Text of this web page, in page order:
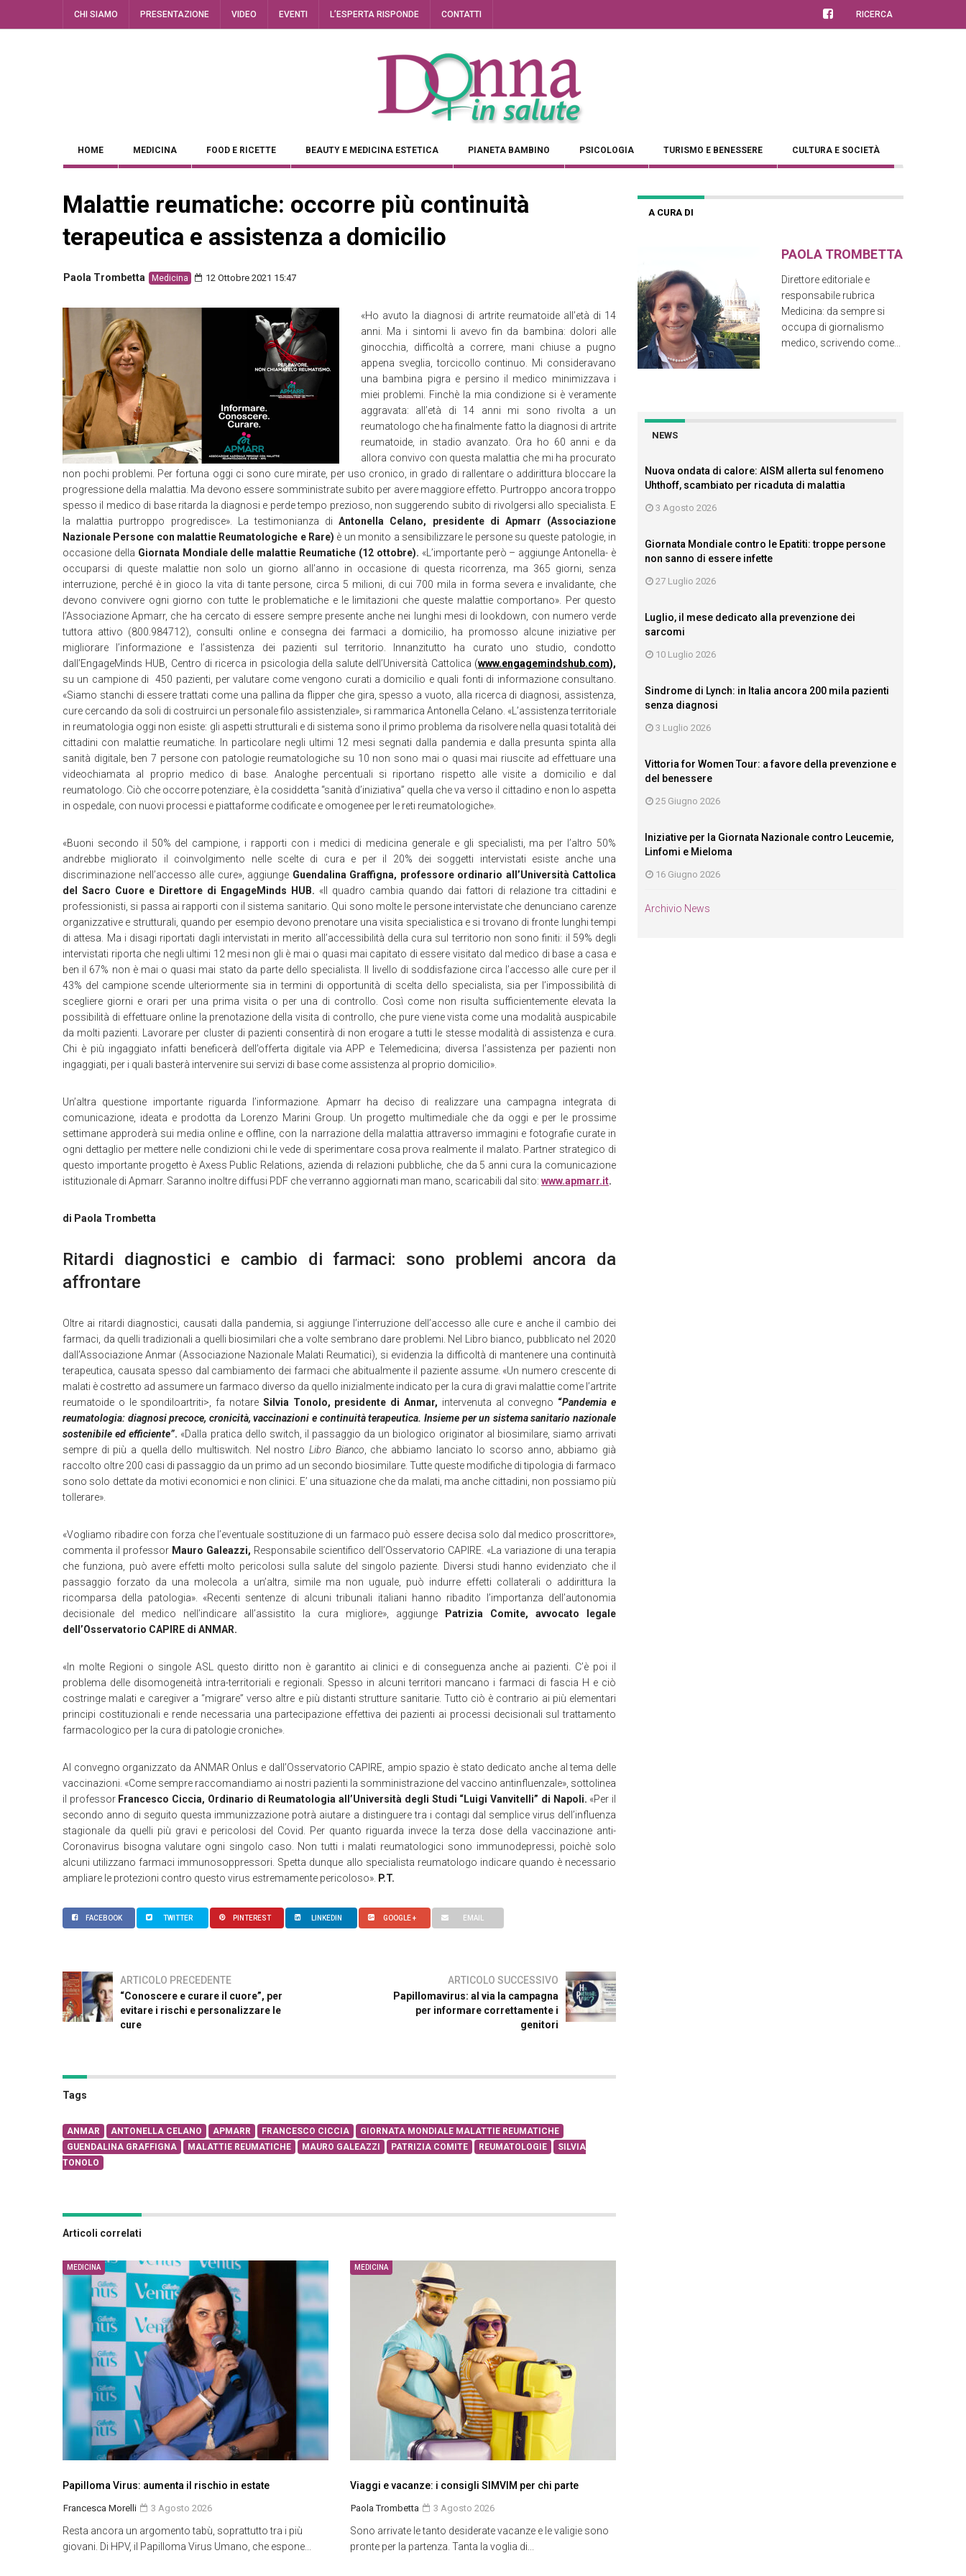
CHI SIAMO PRESENTAZIONE VIDEO EVENTI L’ESPERTA RISPONDE CONTATTI RICERCA
HOME MEDICINA FOOD E RICETTE BEAUTY E MEDICINA ESTETICA PIANETA BAMBINO PSICOLOGIA TURISMO E BENESSERE CULTURA E SOCIETÀ
Malattie reumatiche: occorre più continuità
terapeutica e assistenza a domicilio
Paola Trombetta Medicina 12 Ottobre 2021 15:47
«Ho avuto la diagnosi di artrite reumatoide all’età di 14
anni. Ma i sintomi li avevo fin da bambina: dolori alle
ginocchia, difficoltà a correre, mani chiuse a pugno
appena sveglia, torcicollo continuo. Mi consideravano
una bambina pigra e persino il medico minimizzava i
miei problemi. Finchè la mia condizione si è veramente
aggravata: all’età di 14 anni mi sono rivolta a un
reumatologo che ha finalmente fatto la diagnosi di artrite
reumatoide, in stadio avanzato. Ora ho 60 anni e da
allora convivo con questa malattia che mi ha procurato
non pochi problemi. Per fortuna oggi ci sono cure mirate, per uso cronico, in grado di rallentare o addirittura bloccare la
progressione della malattia. Ma devono essere somministrate subito per avere maggiore effetto. Purtroppo ancora troppo
spesso il medico di base ritarda la diagnosi e perde tempo prezioso, non suggerendo subito di rivolgersi allo specialista. E
la malattia purtroppo progredisce». La testimonianza diAntonella Celano, presidente di Apmarr (Associazione
Nazionale Persone con malattie Reumatologiche e Rare) è un monito a sensibilizzare le persone su queste patologie, in
occasione della Giornata Mondiale delle malattie Reumatiche (12 ottobre). «L’importante però – aggiunge Antonella- è
occuparsi di queste malattie non solo un giorno all’anno in occasione di questa ricorrenza, ma 365 giorni, senza
interruzione, perché è in gioco la vita di tante persone, circa 5 milioni, di cui 700 mila in forma severa e invalidante, che
devono convivere ogni giorno con tutte le problematiche e le limitazioni che queste malattie comportano». Per questo
l’Associazione Apmarr, che ha cercato di essere sempre presente anche nei lunghi mesi di lookdown, con numero verde
tuttora attivo (800.984712), consulti online e consegna dei farmaci a domicilio, ha promosso alcune iniziative per
migliorare l’informazione e l’assistenza dei pazienti sul territorio. Innanzitutto ha curato uno studio, condotto
dall’EngageMinds HUB, Centro di ricerca in psicologia della salute dell’Università Cattolica (www.engagemindshub.com),
su un campione di 450 pazienti, per valutare come vengono curati a domicilio e quali fonti di informazione consultano.
«Siamo stanchi di essere trattati come una pallina da flipper che gira, spesso a vuoto, alla ricerca di diagnosi, assistenza,
cure cercando da soli di costruirci un personale filo assistenziale», si rammarica Antonella Celano. «L’assistenza territoriale
in reumatologia oggi non esiste: gli aspetti strutturali e di sistema sono il primo problema da risolvere nella quasi totalità dei
cittadini con malattie reumatiche. In particolare negli ultimi 12 mesi segnati dalla pandemia e dalla presunta spinta alla
sanità digitale, ben 7 persone con patologie reumatologiche su 10 non sono mai o quasi mai riuscite ad effettuare una
videochiamata al proprio medico di base. Analoghe percentuali si riportano rispetto alle visite a domicilio e dal
reumatologo. Ciò che occorre potenziare, è la cosiddetta “sanità d’iniziativa” quella che va verso il cittadino e non lo aspetta
in ospedale, con nuovi processi e piattaforme codificate e omogenee per le reti reumatologiche».
«Buoni secondo il 50% del campione, i rapporti con i medici di medicina generale e gli specialisti, ma per l’altro 50%
andrebbe migliorato il coinvolgimento nelle scelte di cura e per il 20% dei soggetti intervistati esiste anche una
discriminazione nell’accesso alle cure», aggiunge Guendalina Graffigna, professore ordinario all’Università Cattolica
del Sacro Cuore e Direttore di EngageMinds HUB. «Il quadro cambia quando dai fattori di relazione tra cittadini e
professionisti, si passa ai rapporti con il sistema sanitario. Qui sono molte le persone intervistate che denunciano carenze
organizzative e strutturali, quando per esempio devono prenotare una visita specialistica e si trovano di fronte lunghi tempi
di attesa. Ma i disagi riportati dagli intervistati in merito all’accessibilità della cura sul territorio non sono finiti: il 59% degli
intervistati riporta che negli ultimi 12 mesi non gli è mai o quasi mai capitato di essere visitato dal medico di base a casa e
ben il 67% non è mai o quasi mai stato da parte dello specialista. Il livello di soddisfazione circa l’accesso alle cure per il
43% del campione scende ulteriormente sia in termini di opportunità di scelta dello specialista, sia per l’impossibilità di
scegliere giorni e orari per una prima visita o per una di controllo. Così come non risulta sufficientemente elevata la
possibilità di effettuare online la prenotazione della visita di controllo, che pure viene vista come una modalità auspicabile
da molti pazienti. Lavorare per cluster di pazienti consentirà di non erogare a tutti le stesse modalità di assistenza e cura.
Chi è più ingaggiato infatti beneficerà dell’offerta digitale via APP e Telemedicina; diversa l’assistenza per pazienti non
ingaggiati, per i quali basterà intervenire sui servizi di base come assistenza al proprio domicilio».
Un’altra questione importante riguarda l’informazione. Apmarr ha deciso di realizzare una campagna integrata di
comunicazione, ideata e prodotta da Lorenzo Marini Group. Un progetto multimediale che da oggi e per le prossime
settimane approderà sui media online e offline, con la narrazione della malattia attraverso immagini e fotografie curate in
ogni dettaglio per mettere nelle condizioni chi le vede di sperimentare cosa prova realmente il malato. Partner strategico di
questo importante progetto è Axess Public Relations, azienda di relazioni pubbliche, che da 5 anni cura la comunicazione
istituzionale di Apmarr. Saranno inoltre diffusi PDF che verranno aggiornati man mano, scaricabili dal sito: www.apmarr.it.
di Paola Trombetta
Ritardi diagnostici e cambio di farmaci: sono problemi ancora da
affrontare
Oltre ai ritardi diagnostici, causati dalla pandemia, si aggiunge l’interruzione dell’accesso alle cure e anche il cambio dei
farmaci, da quelli tradizionali a quelli biosimilari che a volte sembrano dare problemi. Nel Libro bianco, pubblicato nel 2020
dall’Associazione Anmar (Associazione Nazionale Malati Reumatici), si evidenzia la difficoltà di mantenere una continuità
terapeutica, causata spesso dal cambiamento dei farmaci che abitualmente il paziente assume. «Un numero crescente di
malati è costretto ad assumere un farmaco diverso da quello inizialmente indicato per la cura di gravi malattie come l’artrite
reumatoide o le spondiloartriti>, fa notare Silvia Tonolo, presidente di Anmar, intervenuta al convegno “Pandemia e
reumatologia: diagnosi precoce, cronicità, vaccinazioni e continuità terapeutica. Insieme per un sistema sanitario nazionale
sostenibile ed efficiente”. «Dalla pratica dello switch, il passaggio da un biologico originator al biosimilare, siamo arrivati
sempre di più a quella dello multiswitch. Nel nostro Libro Bianco , che abbiamo lanciato lo scorso anno, abbiamo già
raccolto oltre 200 casi di passaggio da un primo ad un secondo biosimilare. Tutte queste modifiche di tipologia di farmaco
sono solo dettate da motivi economici e non clinici. E’ una situazione che da malati, ma anche cittadini, non possiamo più
tollerare».
«Vogliamo ribadire con forza che l’eventuale sostituzione di un farmaco può essere decisa solo dal medico proscrittore»,
commenta il professor Mauro Galeazzi, Responsabile scientifico dell’Osservatorio CAPIRE. «La variazione di una terapia
che funziona, può avere effetti molto pericolosi sulla salute del singolo paziente. Diversi studi hanno evidenziato che il
passaggio forzato da una molecola a un’altra, simile ma non uguale, può indurre effetti collaterali o addirittura la
ricomparsa della patologia». «Recenti sentenze di alcuni tribunali italiani hanno ribadito l’importanza dell’autonomia
decisionale del medico nell’indicare all’assistito la cura migliore», aggiunge
Patrizia Comite,
avvocato legale
dell’Osservatorio CAPIRE di ANMAR.
«In molte Regioni o singole ASL questo diritto non è garantito ai clinici e di conseguenza anche ai pazienti. C’è poi il
problema delle disomogeneità intra-territoriali e regionali. Spesso in alcuni territori mancano i farmaci di fascia H e ciò
costringe malati e caregiver a “migrare” verso altre e più distanti strutture sanitarie. Tutto ciò è contrario ai più elementari
principi costituzionali e rende necessaria una partecipazione effettiva dei pazienti ai processi decisionali sul trattamento
farmacologico per la cura di patologie croniche».
Al convegno organizzato da ANMAR Onlus e dall’Osservatorio CAPIRE, ampio spazio è stato dedicato anche al tema delle
vaccinazioni. «Come sempre raccomandiamo ai nostri pazienti la somministrazione del vaccino antinfluenzale», sottolinea
il professor Francesco Ciccia, Ordinario di Reumatologia all’Università degli Studi “Luigi Vanvitelli” di Napoli. «Per il
secondo anno di seguito questa immunizzazione potrà aiutare a distinguere tra i contagi dal semplice virus dell’influenza
stagionale da quelli più gravi e pericolosi del Covid. Per quanto riguarda invece la terza dose della vaccinazione anti-
Coronavirus bisogna valutare ogni singolo caso. Non tutti i malati reumatologici sono immunodepressi, poichè solo
alcuni utilizzano farmaci immunosoppressori. Spetta dunque allo specialista reumatologo indicare quando è necessario
ampliare le protezioni contro questo virus estremamente pericoloso». P.T.
FACEBOOK TWITTER PINTEREST LINKEDIN GOOGLE + EMAIL
ARTICOLO PRECEDENTE
“Conoscere e curare il cuore”, per
evitare i rischi e personalizzare le
cure
ARTICOLO SUCCESSIVO
Papillomavirus: al via la campagna
per informare correttamente i
genitori
Tags
ANMAR ANTONELLA CELANO APMARR FRANCESCO CICCIA
GIORNATA MONDIALE MALATTIE REUMATICHE
GUENDALINA GRAFFIGNA
MALATTIE REUMATICHE MAURO GALEAZZI PATRIZIA COMITE REUMATOLOGIE
SILVIA
TONOLO
Articoli correlati
MEDICINA
Papilloma Virus: aumenta il rischio in estate
Francesca Morelli 3 Agosto 2026
Resta ancora un argomento tabù, soprattutto tra i più
giovani. Di HPV, il Papilloma Virus Umano, che espone...
MEDICINA
Viaggi e vacanze: i consigli SIMVIM per chi parte
Paola Trombetta 3 Agosto 2026
Sono arrivate le tanto desiderate vacanze e le valigie sono
pronte per la partenza. Tanta la voglia di...
A CURA DI
PAOLA TROMBETTA
Direttore editoriale e
responsabile rubrica
Medicina: da sempre si
occupa di giornalismo
medico, scrivendo come...
NEWS
Nuova ondata di calore: AISM allerta sul fenomeno
Uhthoff, scambiato per ricaduta di malattia
3 Agosto 2026
Giornata Mondiale contro le Epatiti: troppe persone
non sanno di essere infette
27 Luglio 2026
Luglio, il mese dedicato alla prevenzione dei
sarcomi
10 Luglio 2026
Sindrome di Lynch: in Italia ancora 200 mila pazienti
senza diagnosi
3 Luglio 2026
Vittoria for Women Tour: a favore della prevenzione e
del benessere
25 Giugno 2026
Iniziative per la Giornata Nazionale contro Leucemie,
Linfomi e Mieloma
16 Giugno 2026
Archivio News